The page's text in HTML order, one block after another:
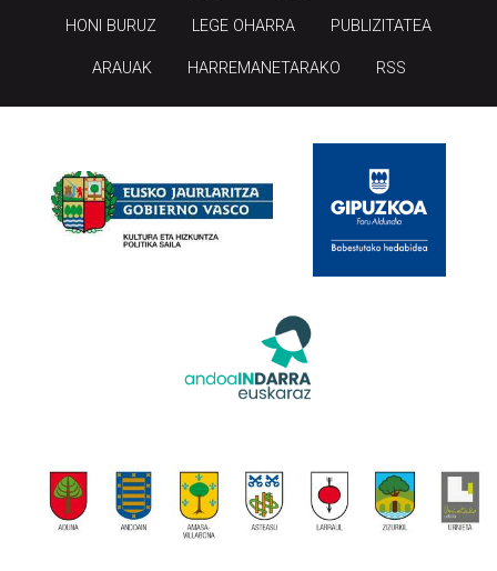
HONI BURUZ LEGE OHARRA PUBLIZITATEA
ARAUAK HARREMANETARAKO RSS